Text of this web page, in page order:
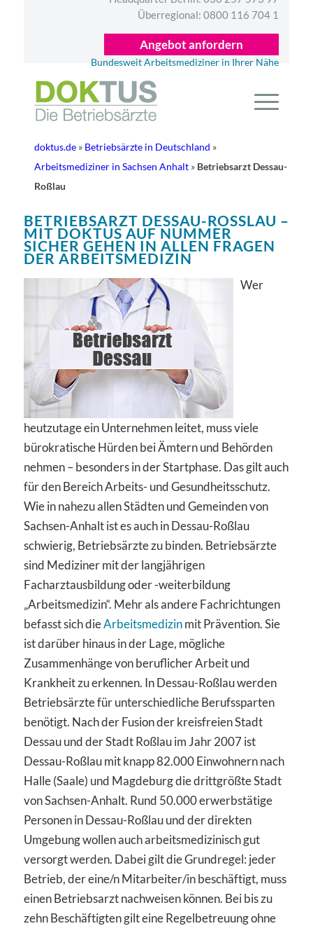
Überregional: 0800 116 704 1
Angebot anfordern
Bundesweit Arbeitsmediziner in Ihrer Nähe
doktus.de» Betriebsärzte in Deutschland »
Arbeitsmediziner in Sachsen Anhalt» Betriebsarzt Dessau-
Roßlau
BETRIEBSARZT DESSAU-ROSSLAU – M
IT DOKTUS AUF NUMMER S
ICHER GEHEN IN ALLEN FRAGEN D
ER ARBEITSMEDIZIN
Wer
heutzutage ein Unternehmen leitet, muss viele
bürokratische Hürden bei Ämtern und Behörden
nehmen – besonders in der Startphase. Das gilt auch
für den Bereich Arbeits- und Gesundheitsschutz.
Wie in nahezu allen Städten und Gemeinden von
Sachsen-Anhalt ist es auch in Dessau-Roßlau
schwierig, Betriebsärzte zu binden. Betriebsärzte
sind Mediziner mit der langjährigen
Facharztausbildung oder -weiterbildung
„Arbeitsmedizin“. Mehr als andere Fachrichtungen
befasst sich dieArbeitsmedizinmit Prävention. Sie
ist darüber hinaus in der Lage, mögliche
Zusammenhänge von beruflicher Arbeit und
Krankheit zu erkennen. In Dessau-Roßlau werden
Betriebsärzte für unterschiedliche Berufssparten
benötigt. Nach der Fusion der kreisfreien Stadt
Dessau und der Stadt Roßlau im Jahr 2007 ist
Dessau-Roßlau mit knapp 82.000 Einwohnern nach
Halle (Saale) und Magdeburg die drittgrößte Stadt
von Sachsen-Anhalt. Rund 50.000 erwerbstätige
Personen in Dessau-Roßlau und der direkten
Umgebung wollen auch arbeitsmedizinisch gut
versorgt werden. Dabei gilt die Grundregel: jeder
Betrieb, der eine/n Mitarbeiter/in beschäftigt, muss
einen Betriebsarzt nachweisen können. Bei bis zu
zehn Beschäftigten gilt eine Regelbetreuung ohne